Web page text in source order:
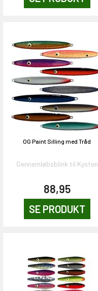
OG Paint Silling med Tråd
Gennemløbsblink til Kysten
88,95
SE PRODUKT